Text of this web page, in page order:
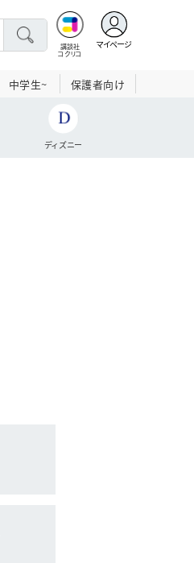
講談社
コクリコ
マイページ
中学生~ 保護者向け
ディズニー